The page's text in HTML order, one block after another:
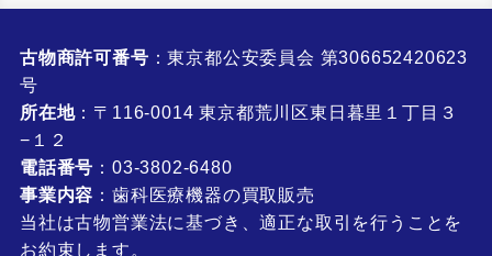
古物商許可番号 ：東京都公安委員会 第306652420623
号
所在地：〒116-0014 東京都荒川区東日暮里１丁目３
−１２
電話番号 ：03-3802-6480
事業内容 ：歯科医療機器の買取販売
当社は古物営業法に基づき、適正な取引を行うことを
お約束します。